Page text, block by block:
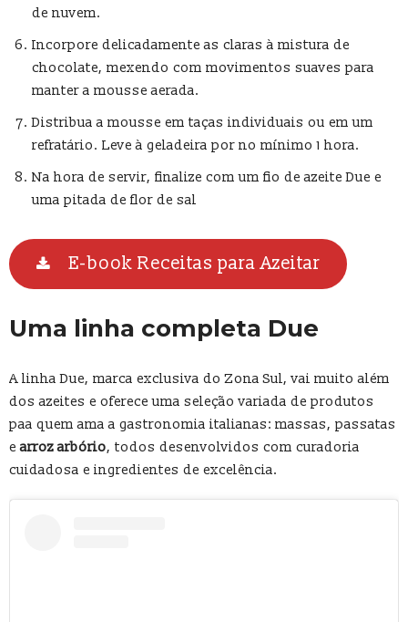
de nuvem.
Incorpore delicadamente as claras à mistura de
chocolate, mexendo com movimentos suaves para
manter a mousse aerada.
Distribua a mousse em taças individuais ou em um
refratário. Leve à geladeira por no mínimo 1 hora.
Na hora de servir, finalize com um fio de azeite Due e
uma pitada de flor de sal
E-book Receitas para Azeitar
Uma linha completa Due
A linha Due, marca exclusiva do Zona Sul, vai muito além
dos azeites e oferece uma seleção variada de produtos
paa quem ama a gastronomia italianas: massas, passatas
earroz arbório, todos desenvolvidos com curadoria
cuidadosa e ingredientes de excelência.